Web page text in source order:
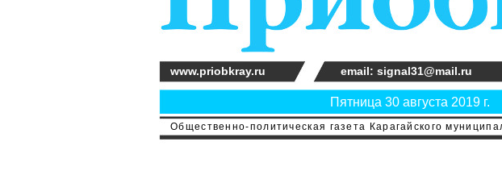
Общественно-политическая газета Карагайского
Пятница 30 августа 2019 г.
www.priobkray.ru email: signal31@mail.ru